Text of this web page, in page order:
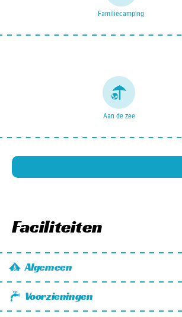
Familiecamping
Aan de zee
Faciliteiten
Algemeen
Wifi
Huisdier vriendelijk
Voorzieningen
Wateraansluiting